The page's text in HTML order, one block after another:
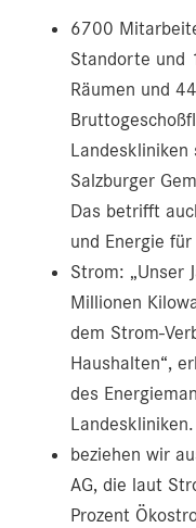
6700
Standorte und
Räumen und
Salzburger
Das betrifft
und Energie
Strom: „Unser
Millionen
dem Strom-
Haushalten“,
des
beziehen wir
AG, die laut
Prozent